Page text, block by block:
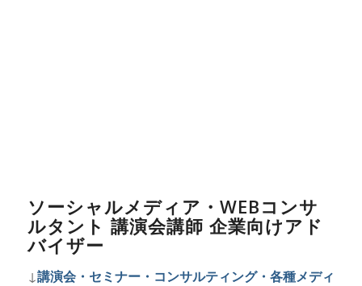
ソーシャルメディア・WEBコンサ
ルタント 講演会講師 企業向けアド
バイザー
↓講演会・セミナー・コンサルティング・各種メディ